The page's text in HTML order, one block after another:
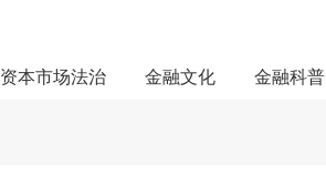
资本市场法治 金融文化 金融科普